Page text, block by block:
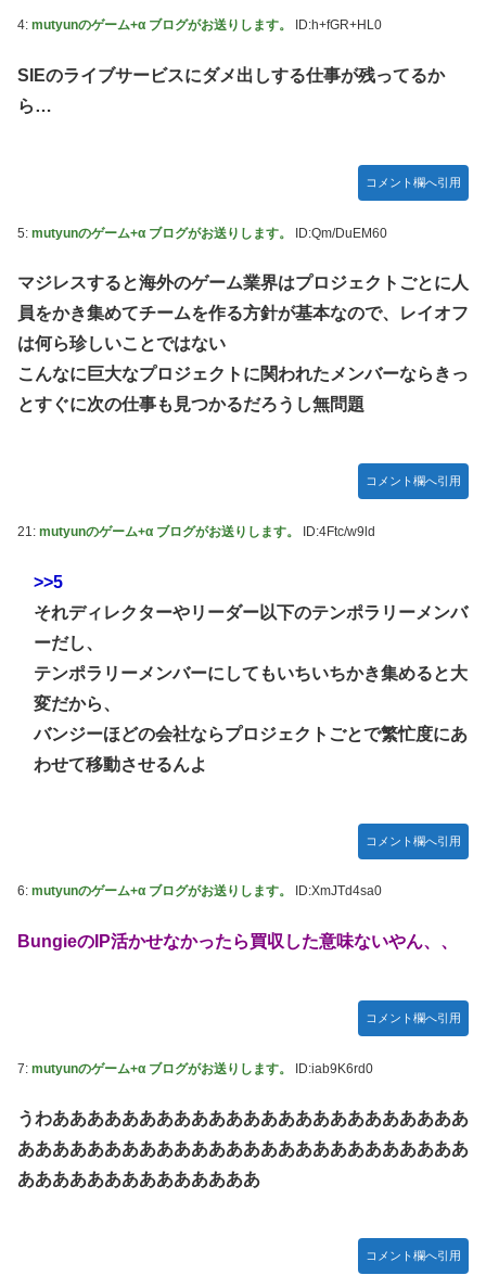
4: mutyunのゲーム+α ブログがお送りします。 ID:h+fGR+HL0
SIEのライブサービスにダメ出しする仕事が残ってるか
ら…
コメント欄へ引用
5: mutyunのゲーム+α ブログがお送りします。 ID:Qm/DuEM60
マジレスすると海外のゲーム業界はプロジェクトごとに人
員をかき集めてチームを作る方針が基本なので、レイオフ
は何ら珍しいことではない
こんなに巨大なプロジェクトに関われたメンバーならきっ
とすぐに次の仕事も見つかるだろうし無問題
コメント欄へ引用
21: mutyunのゲーム+α ブログがお送りします。 ID:4Ftc/w9ld
>>5
それディレクターやリーダー以下のテンポラリーメンバ
ーだし、
テンポラリーメンバーにしてもいちいちかき集めると大
変だから、
バンジーほどの会社ならプロジェクトごとで繁忙度にあ
わせて移動させるんよ
コメント欄へ引用
6: mutyunのゲーム+α ブログがお送りします。 ID:XmJTd4sa0
BungieのIP活かせなかったら買収した意味ないやん、、
コメント欄へ引用
7: mutyunのゲーム+α ブログがお送りします。 ID:iab9K6rd0
うわああああああああああああああああああああああああ
ああああああああああああああああああああああああああ
ああああああああああああああ
コメント欄へ引用